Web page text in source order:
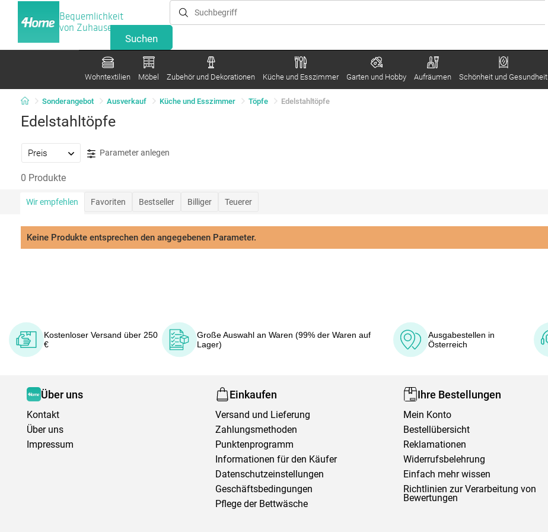
Bequemlichkeit
von Zuhause
Wohntextilien Möbel Zubehör und Dekorationen Küche und Esszimmer Garten und Hobby Aufräumen Schönheit und Gesundheit
Sonderangebot Ausverkauf Küche und Esszimmer Töpfe Edelstahltöpfe
Edelstahltöpfe
Preis Parameter anlegen
0 Produkte
Wir empfehlen Favoriten Bestseller Billiger Teuerer
Keine Produkte entsprechen den angegebenen Parameter.
Kostenloser Versand über 250
€
Große Auswahl an Waren (99% der Waren auf
Lager)
Ausgabestellen in
Österreich
Über uns
Kontakt
Über uns
Impressum
Einkaufen
Versand und Lieferung
Zahlungsmethoden
Punktenprogramm
Informationen für den Käufer
Datenschutzeinstellungen
Geschäftsbedingungen
Pflege der Bettwäsche
Ihre Bestellungen
Mein Konto
Bestellübersicht
Reklamationen
Widerrufsbelehrung
Einfach mehr wissen
Richtlinien zur Verarbeitung von
Bewertungen